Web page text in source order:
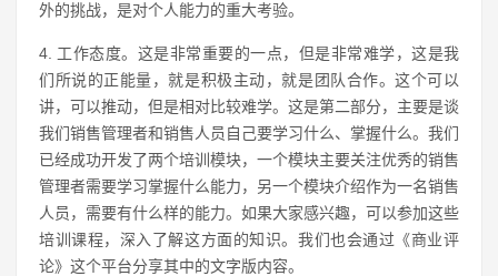
外的挑战，是对个人能力的重大考验。
4. 工作态度。这是非常重要的一点，但是非常难学，这是我
们所说的正能量，就是积极主动，就是团队合作。这个可以
讲，可以推动，但是相对比较难学。这是第二部分，主要是谈
我们销售管理者和销售人员自己要学习什么、掌握什么。我们
已经成功开发了两个培训模块，一个模块主要关注优秀的销售
管理者需要学习掌握什么能力，另一个模块介绍作为一名销售
人员，需要有什么样的能力。如果大家感兴趣，可以参加这些
培训课程，深入了解这方面的知识。我们也会通过《商业评
论》这个平台分享其中的文字版内容。